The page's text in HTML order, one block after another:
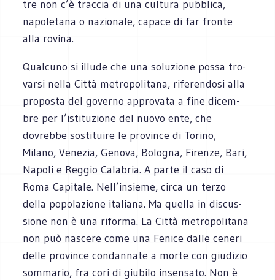
tre non c’è trac­cia di una cul­tura pub­blica,
napo­le­tana o nazio­nale, capace di far fronte
alla rovina.
Qual­cuno si illude che una solu­zione possa tro­
varsi nella Città metro­po­li­tana, rife­ren­dosi alla
pro­po­sta del governo appro­vata a fine dicem­
bre per l’istituzione del nuovo ente, che
dovrebbe sosti­tuire le pro­vince di Torino,
Milano, Vene­zia, Genova, Bolo­gna, Firenze, Bari,
Napoli e Reg­gio Cala­bria. A parte il caso di
Roma Capi­tale. Nell’insieme, circa un terzo
della popo­la­zione ita­liana. Ma quella in discus­
sione non è una riforma. La Città metro­po­li­tana
non può nascere come una Fenice dalle ceneri
delle pro­vince con­dan­nate a morte con giu­di­zio
som­ma­rio, fra cori di giu­bilo insen­sato. Non è